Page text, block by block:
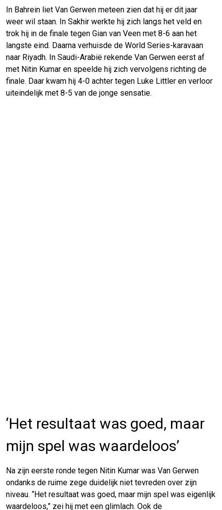
In Bahrein liet Van Gerwen meteen zien dat hij er dit jaar
weer wil staan. In Sakhir werkte hij zich langs het veld en
trok hij in de finale tegen Gian van Veen met 8-6 aan het
langste eind. Daarna verhuisde de World Series-karavaan
naar Riyadh. In Saudi-Arabië rekende Van Gerwen eerst af
met Nitin Kumar en speelde hij zich vervolgens richting de
finale. Daar kwam hij 4-0 achter tegen Luke Littler en verloor
uiteindelijk met 8-5 van de jonge sensatie.
‘Het resultaat was goed, maar
mijn spel was waardeloos’
Na zijn eerste ronde tegen Nitin Kumar was Van Gerwen
ondanks de ruime zege duidelijk niet tevreden over zijn
niveau. “Het resultaat was goed, maar mijn spel was eigenlijk
waardeloos,” zei hij met een glimlach. Ook de